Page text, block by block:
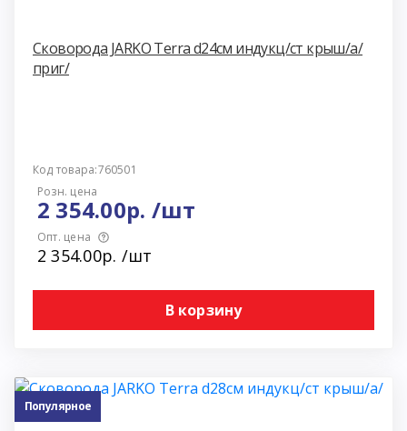
Сковорода JARKO Terra d24см индукц/ст крыш/а/
приг/
Код товара:760501
Розн. цена
2 354.00р. /шт
Опт. цена
2 354.00р. /шт
В корзину
Популярное